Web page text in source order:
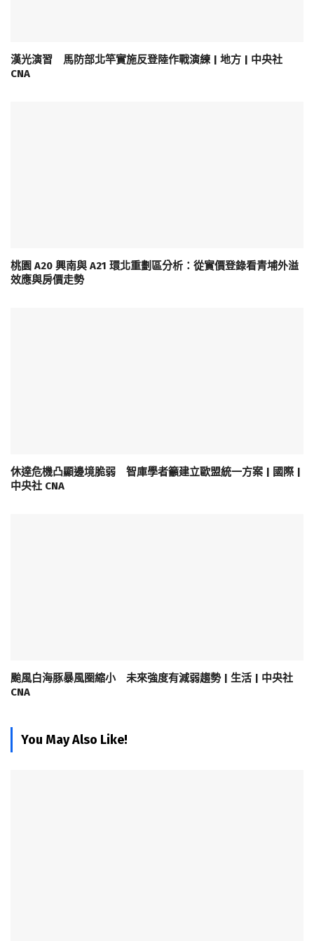
漢光演習 馬防部北竿實施反登陸作戰演練 | 地方 | 中央社
CNA
桃園 A20 興南與 A21 環北重劃區分析：從實價登錄看青埔外溢
效應與房價走勢
休達危機凸顯邊境脆弱 智庫學者籲建立歐盟統一方案 | 國際 |
中央社 CNA
颱風白海豚暴風圈縮小 未來強度有減弱趨勢 | 生活 | 中央社
CNA
You May Also Like!